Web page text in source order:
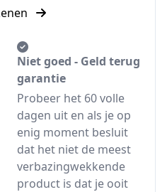
Niet goed - Geld terug
garantie
Probeer het 60 volle
dagen uit en als je op
enig moment besluit
dat het niet de meest
verbazingwekkende
product is dat je ooit